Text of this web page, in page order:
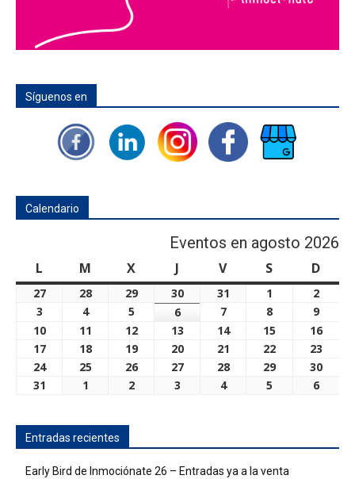
Síguenos en
Calendario
Eventos en agosto 2026
L M martes
Xmiércoles
J juevesVviernes
S sábado
D
27julio
2026
28julio
29julio
2026
30julio
31
2026
1
2026
2
2026
3 agosto
3,
2026
4agosto
4,
2026
5 agosto
5,
2026
6agosto
6,
2026
7agosto
7,
2026
8
8,
2026
9
9,
2026
10agosto
10,
2026
11 agosto
11,
12agosto
12,
2026
13 agosto
13,
2026
14agosto
2026
15 agosto16
17agosto
17,
18agosto19agosto
19,
20agosto
20,
21 agosto
21,
22 agosto23
24agosto25 agosto26agosto27agosto28agosto29 agosto30
31 agosto1 septiembre
2septiembre
3 septiembre
4septiembre
5 septiembre
6
Entradas recientes
Early Bird de Inmociónate 26 – Entradas ya a la venta